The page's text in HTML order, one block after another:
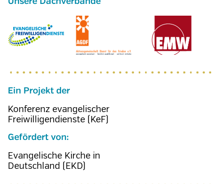
Ein Projekt der
Konferenz evangelischer
Freiwilligendienste (KeF)
Gefördert von:
Evangelische Kirche in
Deutschland (EKD)